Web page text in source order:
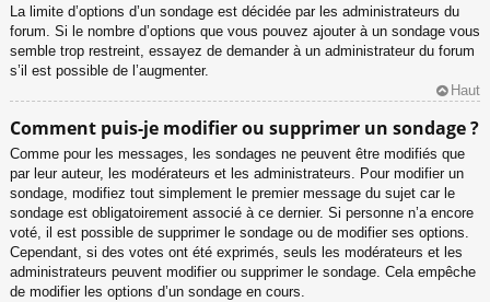
La limite d’options d’un sondage est décidée par les administrateurs du
forum. Si le nombre d’options que vous pouvez ajouter à un sondage vous
semble trop restreint, essayez de demander à un administrateur du forum
s’il est possible de l’augmenter.
Haut
Comment puis-je modifier ou supprimer un sondage ?
Comme pour les messages, les sondages ne peuvent être modifiés que
par leur auteur, les modérateurs et les administrateurs. Pour modifier un
sondage, modifiez tout simplement le premier message du sujet car le
sondage est obligatoirement associé à ce dernier. Si personne n’a encore
voté, il est possible de supprimer le sondage ou de modifier ses options.
Cependant, si des votes ont été exprimés, seuls les modérateurs et les
administrateurs peuvent modifier ou supprimer le sondage. Cela empêche
de modifier les options d’un sondage en cours.